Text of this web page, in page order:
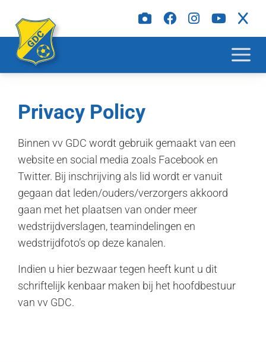
Privacy Policy
Binnen vv GDC wordt gebruik gemaakt van een
website en social media zoals Facebook en
Twitter. Bij inschrijving als lid wordt er vanuit
gegaan dat leden/ouders/verzorgers akkoord
gaan met het plaatsen van onder meer
wedstrijdverslagen, teamindelingen en
wedstrijdfoto’s op deze kanalen.
Indien u hier bezwaar tegen heeft kunt u dit
schriftelijk kenbaar maken bij het hoofdbestuur
van vv GDC.